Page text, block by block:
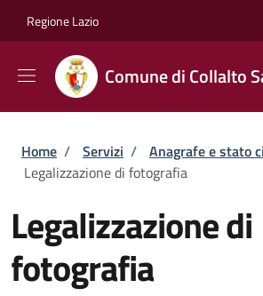
Regione Lazio
Comune di Collalto
Briciole di pane
Home / Servizi / Anagrafe e stato
Legalizzazione di fotografia
Legalizzazione di
fotografia